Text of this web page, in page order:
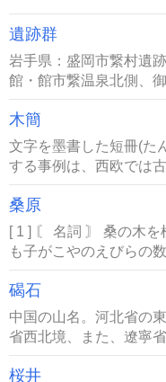
遺跡群
岩手県：盛岡市繋村遺
館・館市繋温泉北側、
木簡
文字を墨書した短冊(た
する事例は、西欧では
桑原
[ 1 ] 〘 名詞 〙 桑の木
も子がこやのえびらの
碣石
中国の山名。河北省の
省西北境、また、遼寧
桜井